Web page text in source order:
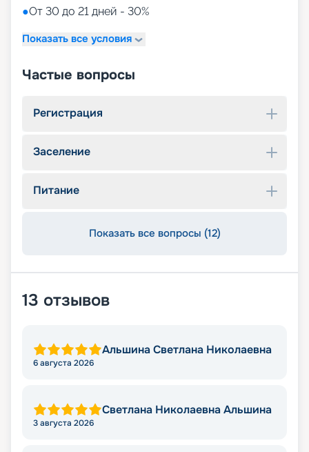
●От 30 до 21 дней - 30%
Показать все условия
Частые вопросы
Регистрация
Заселение
Питание
Показать все вопросы (12)
13 отзывов
Альшина Светлана Николаевна
6 августа 2026
Светлана Николаевна Альшина
3 августа 2026